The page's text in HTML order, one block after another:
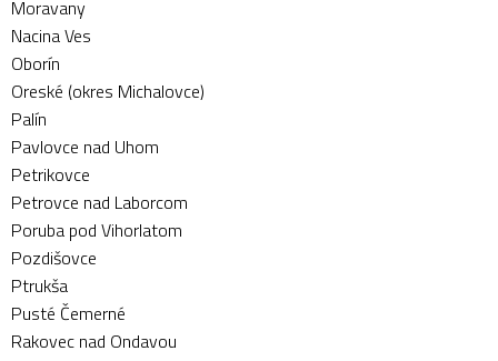
Moravany
Nacina Ves
Oborín
Oreské (okres Michalovce)
Palín
Pavlovce nad Uhom
Petrikovce
Petrovce nad Laborcom
Poruba pod Vihorlatom
Pozdišovce
Ptrukša
Pusté Čemerné
Rakovec nad Ondavou